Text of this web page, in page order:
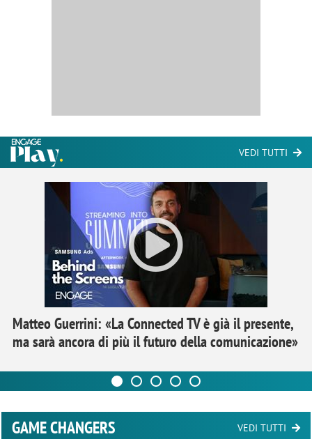
VEDI TUTTI
Matteo Guerrini: «La Connected TV è già il presente,
ma sarà ancora di più il futuro della comunicazione»
GAME CHANGERS VEDI TUTTI